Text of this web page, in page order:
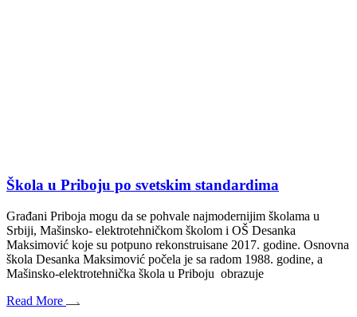
Škola u Priboju po svetskim standardima
Građani Priboja mogu da se pohvale najmodernijim školama u
Srbiji, Mašinsko- elektrotehničkom školom i OŠ Desanka
Maksimović koje su potpuno rekonstruisane 2017. godine. Osnovna
škola Desanka Maksimović počela je sa radom 1988. godine, a
Mašinsko-elektrotehnička škola u Priboju obrazuje
Read More